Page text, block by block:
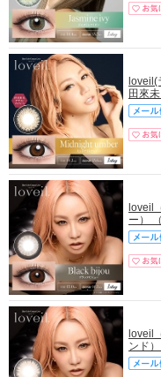
loveil(
田來
loveil
ー）
loveil
ンド